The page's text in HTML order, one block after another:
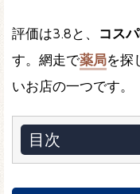
評価は3.8と、 コス
す。網走で薬局を探
いお店の一つです。
目次